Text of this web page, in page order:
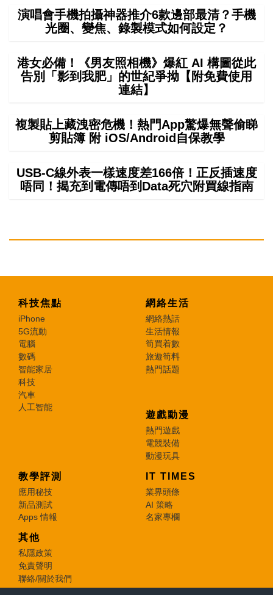
演唱會手機拍攝神器推介6款邊部最清？手機
光圈、變焦、錄製模式如何設定？
港女必備！《男友照相機》爆紅 AI 構圖從此
告別「影到我肥」的世紀爭拗【附免費使用
連結】
複製貼上藏洩密危機！熱門App驚爆無聲偷睇
剪貼簿 附 iOS/Android自保教學
USB-C線外表一樣速度差166倍！正反插速度
唔同！揭充到電傳唔到Data死穴附買線指南
科技焦點
iPhone
5G流動
電腦
數碼
智能家居
科技
汽車
人工智能
網絡生活
網絡熱話
生活情報
筍買着數
旅遊筍料
熱門話題
遊戲動漫
熱門遊戲
電競裝備
動漫玩具
教學評測
應用秘技
新品測試
Apps 情報
IT TIMES
業界頭條
AI 策略
名家專欄
其他
私隱政策
免責聲明
聯絡/關於我們